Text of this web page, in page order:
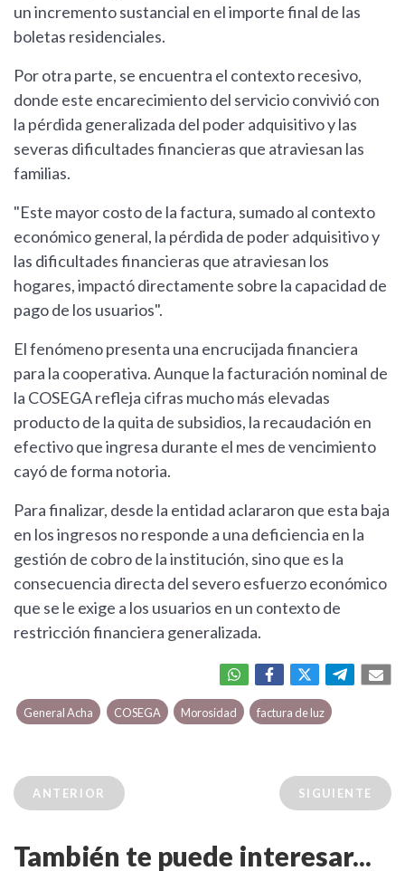
un incremento sustancial en el importe final de las
boletas residenciales.
Por otra parte, se encuentra el contexto recesivo,
donde este encarecimiento del servicio convivió con
la pérdida generalizada del poder adquisitivo y las
severas dificultades financieras que atraviesan las
familias.
"Este mayor costo de la factura, sumado al contexto
económico general, la pérdida de poder adquisitivo y
las dificultades financieras que atraviesan los
hogares, impactó directamente sobre la capacidad de
pago de los usuarios".
El fenómeno presenta una encrucijada financiera
para la cooperativa. Aunque la facturación nominal de
la COSEGA refleja cifras mucho más elevadas
producto de la quita de subsidios, la recaudación en
efectivo que ingresa durante el mes de vencimiento
cayó de forma notoria.
Para finalizar, desde la entidad aclararon que esta baja
en los ingresos no responde a una deficiencia en la
gestión de cobro de la institución, sino que es la
consecuencia directa del severo esfuerzo económico
que se le exige a los usuarios en un contexto de
restricción financiera generalizada.
General Acha COSEGA Morosidad factura de luz
ANTERIOR SIGUIENTE
También te puede interesar...